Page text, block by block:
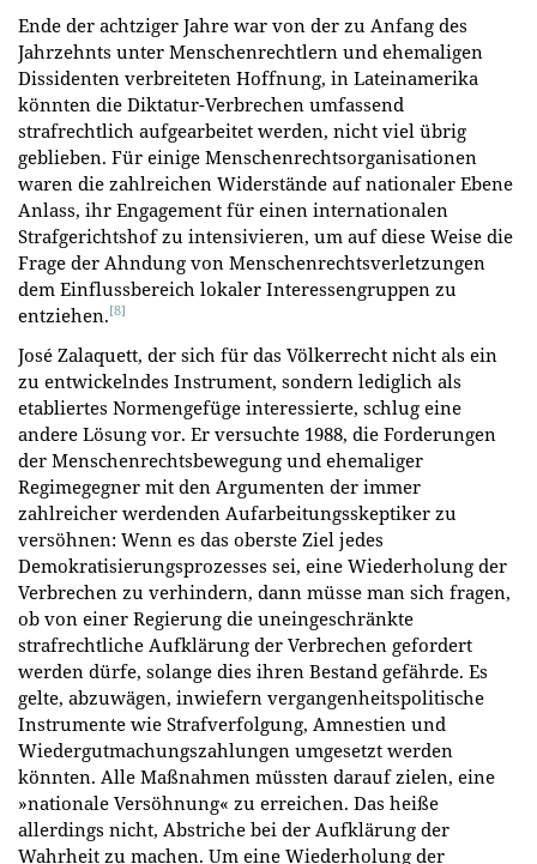
Ende der achtziger Jahre war von der zu Anfang des
Jahrzehnts unter Menschenrechtlern und ehemaligen
Dissidenten verbreiteten Hoffnung, in Lateinamerika
könnten die Diktatur-Verbrechen umfassend
strafrechtlich aufgearbeitet werden, nicht viel übrig
geblieben. Für einige Menschenrechtsorganisationen
waren die zahlreichen Widerstände auf nationaler Ebene
Anlass, ihr Engagement für einen internationalen
Strafgerichtshof zu intensivieren, um auf diese Weise die
Frage der Ahndung von Menschenrechtsverletzungen
dem Einflussbereich lokaler Interessengruppen zu
entziehen.[8]
José Zalaquett, der sich für das Völkerrecht nicht als ein
zu entwickelndes Instrument, sondern lediglich als
etabliertes Normengefüge interessierte, schlug eine
andere Lösung vor. Er versuchte 1988, die Forderungen
der Menschenrechtsbewegung und ehemaliger
Regimegegner mit den Argumenten der immer
zahlreicher werdenden Aufarbeitungsskeptiker zu
versöhnen: Wenn es das oberste Ziel jedes
Demokratisierungsprozesses sei, eine Wiederholung der
Verbrechen zu verhindern, dann müsse man sich fragen,
ob von einer Regierung die uneingeschränkte
strafrechtliche Aufklärung der Verbrechen gefordert
werden dürfe, solange dies ihren Bestand gefährde. Es
gelte, abzuwägen, inwiefern vergangenheitspolitische
Instrumente wie Strafverfolgung, Amnestien und
Wiedergutmachungszahlungen umgesetzt werden
könnten. Alle Maßnahmen müssten darauf zielen, eine
»nationale Versöhnung« zu erreichen. Das heiße
allerdings nicht, Abstriche bei der Aufklärung der
Wahrheit zu machen. Um eine Wiederholung der